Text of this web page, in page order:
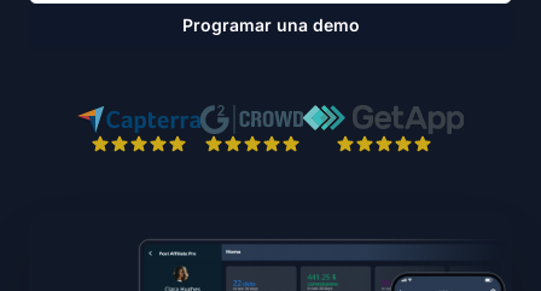
Programar una demo